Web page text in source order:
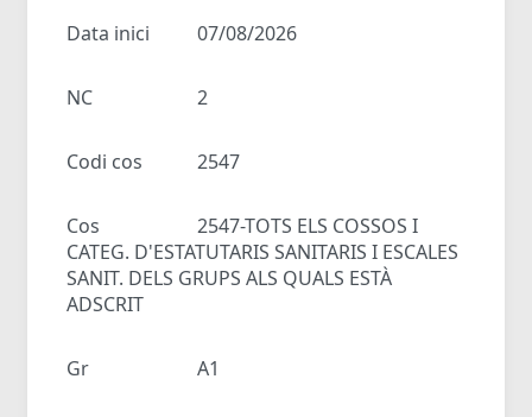
Data inici 07/08/2026
NC 2
Codi cos 2547
Cos
2547-TOTS ELS COSSOS I
CATEG. D'ESTATUTARIS SANITARIS I ESCALES
SANIT. DELS GRUPS ALS QUALS ESTÀ
ADSCRIT
Gr A1